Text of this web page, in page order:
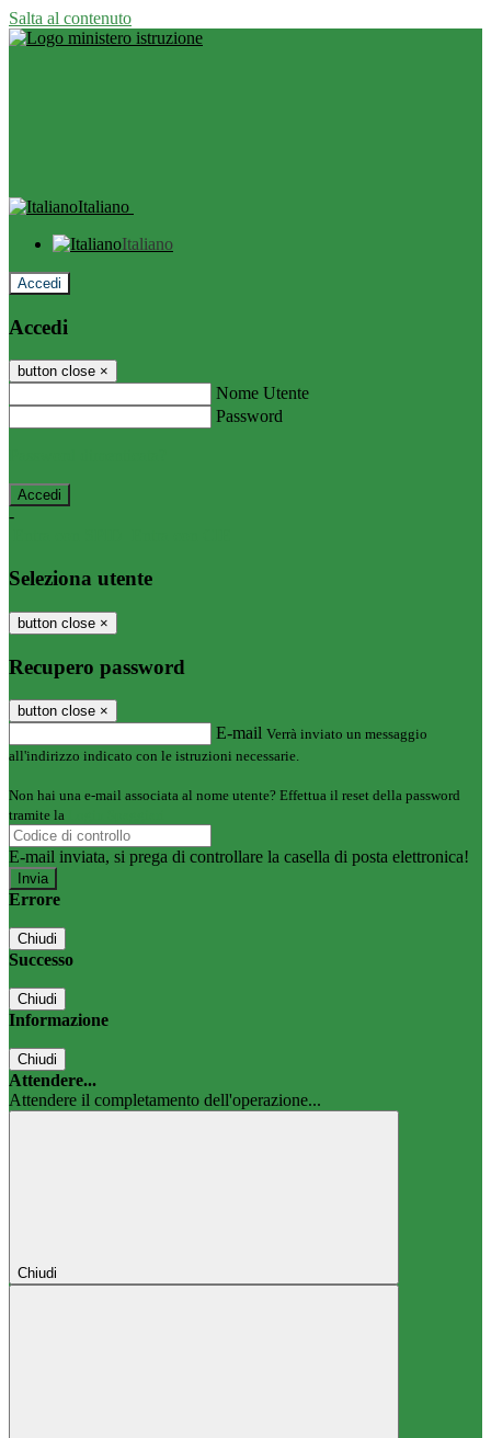
Salta al contenuto
Italiano
Italiano
Accedi
Accedi
button close ×
Nome Utente
Password
-
Seleziona utente
button close ×
Recupero password
button close ×
E-mail Verrà inviato un messaggio
all'indirizzo indicato con le istruzioni necessarie.
Non hai una e-mail associata al nome utente? Effettua il reset della password
tramite la
E-mail inviata, si prega di controllare la casella di posta elettronica!
Errore
Chiudi
Successo
Chiudi
Informazione
Chiudi
Attendere...
Attendere il completamento dell'operazione...
Chiudi